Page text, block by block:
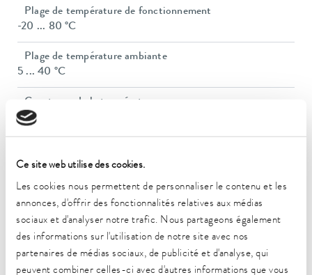
Ce site web utilise des cookies.
Les cookies nous permettent de personnaliser le contenu et les
annonces, d'offrir des fonctionnalités relatives aux médias
sociaux et d'analyser notre trafic. Nous partageons également
des informations sur l'utilisation de notre site avec nos
partenaires de médias sociaux, de publicité et d'analyse, qui
peuvent combiner celles-ci avec d'autres informations que vous
Plage de température de fonctionnement
-20 ... 80 °C
Plage de température ambiante
5 ... 40 °C
Constance de la température
0,05 ± K
2,25 kW
Puissance absorbée max.
3,3 kW
Consommation de courant
14 A